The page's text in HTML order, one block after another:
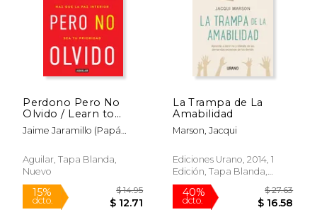
50%
dcto.
50%
dcto.
Perdono Pero No
Olvido / Learn to
Forgive Without
Forgetting What
Jaime Jaramillo (Papá
Aguilar, Tapa Blanda,
Nuevo
La Trampa de La
Amabilidad
Marson, Jacqui
Ediciones Urano, 2014, 1
Edición, Tapa Blanda,
Usado